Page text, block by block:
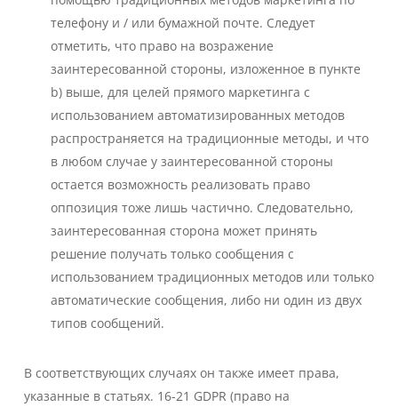
телефону и / или бумажной почте. Следует
отметить, что право на возражение
заинтересованной стороны, изложенное в пункте
b) выше, для целей прямого маркетинга с
использованием автоматизированных методов
распространяется на традиционные методы, и что
в любом случае у заинтересованной стороны
остается возможность реализовать право
оппозиция тоже лишь частично. Следовательно,
заинтересованная сторона может принять
решение получать только сообщения с
использованием традиционных методов или только
автоматические сообщения, либо ни один из двух
типов сообщений.
В соответствующих случаях он также имеет права,
указанные в статьях. 16-21 GDPR (право на